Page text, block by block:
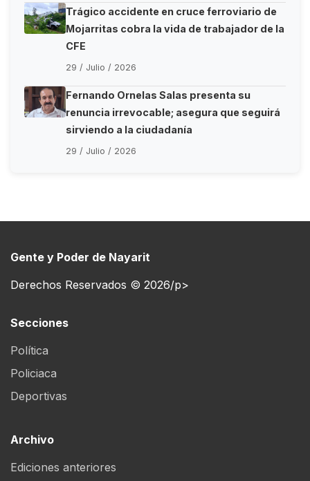
Trágico accidente en cruce ferroviario de
Mojarritas cobra la vida de trabajador de la
CFE
29 / Julio / 2026
Fernando Ornelas Salas presenta su
renuncia irrevocable; asegura que seguirá
sirviendo a la ciudadanía
29 / Julio / 2026
Gente y Poder de Nayarit
Derechos Reservados © 2026/p>
Secciones
Política
Policiaca
Deportivas
Archivo
Ediciones anteriores